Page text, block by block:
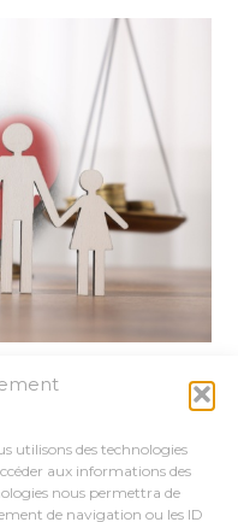
utilisons des technologies
aux informations des
nous permettra de
de navigation ou les ID